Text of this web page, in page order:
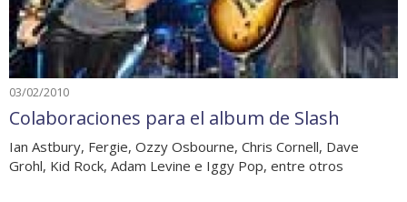
03/02/2010
Colaboraciones para el album de Slash
Ian Astbury, Fergie, Ozzy Osbourne, Chris Cornell, Dave
Grohl, Kid Rock, Adam Levine e Iggy Pop, entre otros